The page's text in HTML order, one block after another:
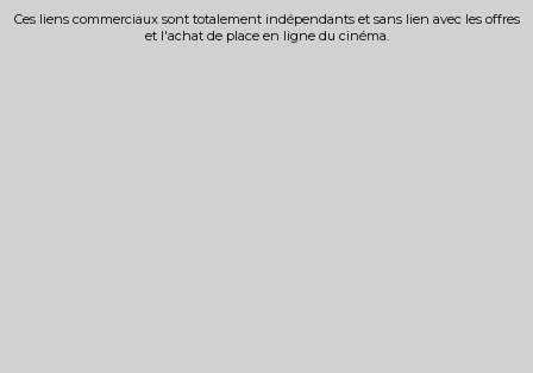
Ces liens commerciaux sont totalement indépendants et sans lien avec les offres
et l'achat de place en ligne du cinéma.